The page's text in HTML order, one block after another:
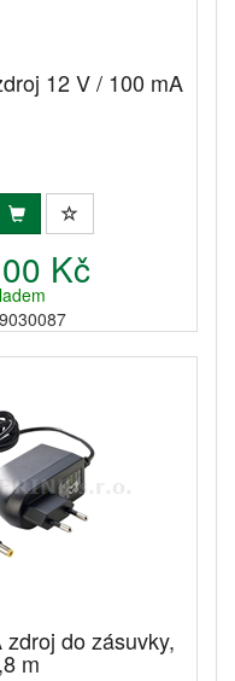
12 V / 100 mA
Kč
do zásuvky,
m